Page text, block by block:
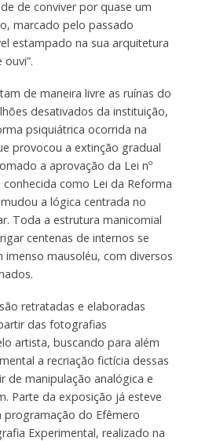
de conviver por quase um
marcado pelo passado
estampado na sua arquitetura
de maneira livre as ruínas do
desativados da instituição,
psiquiátrica ocorrida na
provocou a extinção gradual
a aprovação da Lei nº
conhecida como Lei da Reforma
a lógica centrada no
Toda a estrutura manicomial
centenas de internos se
imenso mausoléu, com diversos
retratadas e elaboradas
das fotografias
artista, buscando para além
a recriação fictícia dessas
de manipulação analógica e
Parte da exposição já esteve
programação do Efêmero
Experimental, realizado na